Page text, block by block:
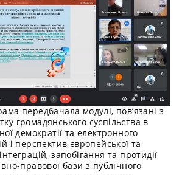
передбачала модулі, пов’язані з
громадянського суспільства в
демократії та електронного
і перспектив європейської та
запобігання та протидії
правової бази з публічного